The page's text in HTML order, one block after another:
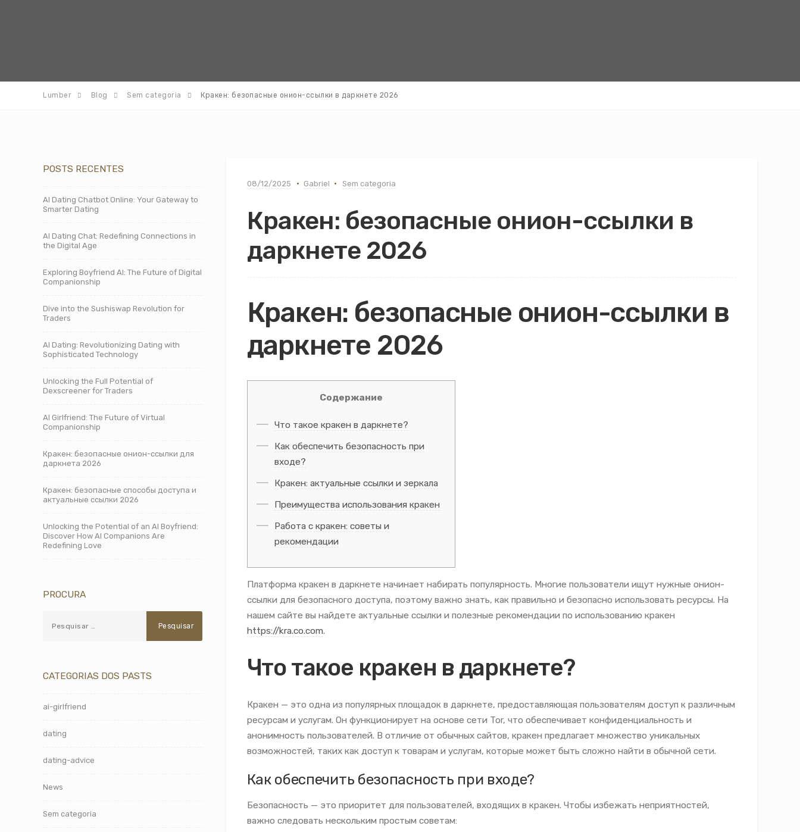
Lumber Blog Sem categoria Кракен: безопасные онион-ссылки в даркнете 2026
08/12/2025 Gabriel Sem categoria
Кракен: безопасные онион-ссылки в
даркнете 2026
Кракен: безопасные онион-ссылки в
даркнете 2026
Содержание
Что такое кракен в даркнете?
Как обеспечить безопасность при
входе?
Кракен: актуальные ссылки и зеркала
Преимущества использования кракен
Работа с кракен: советы и
рекомендации
Платформа кракен в даркнете начинает набирать популярность. Многие пользователи ищут нужные онион-
ссылки для безопасного доступа, поэтому важно знать, как правильно и безопасно использовать ресурсы. На
нашем сайте вы найдете актуальные ссылки и полезные рекомендации по использованию кракен
https://kra.co.com.
Что такое кракен в даркнете?
Кракен — это одна из популярных площадок в даркнете, предоставляющая пользователям доступ к различным
ресурсам и услугам. Он функционирует на основе сети Tor, что обеспечивает конфиденциальность и
анонимность пользователей. В отличие от обычных сайтов, кракен предлагает множество уникальных
возможностей, таких как доступ к товарам и услугам, которые может быть сложно найти в обычной сети.
Как обеспечить безопасность при входе?
Безопасность — это приоритет для пользователей, входящих в кракен. Чтобы избежать неприятностей,
важно следовать нескольким простым советам:
POSTS RECENTES
AI Dating Chatbot Online: Your Gateway to
Smarter Dating
AI Dating Chat: Redefining Connections in
the Digital Age
Exploring Boyfriend AI: The Future of Digital
Companionship
Dive into the Sushiswap Revolution for
Traders
AI Dating: Revolutionizing Dating with
Sophisticated Technology
Unlocking the Full Potential of
Dexscreener for Traders
AI Girlfriend: The Future of Virtual
Companionship
Кракен: безопасные онион-ссылки для
даркнета 2026
Кракен: безопасные способы доступа и
актуальные ссылки 2026
Unlocking the Potential of an AI Boyfriend:
Discover How AI Companions Are
Redefining Love
PROCURA
CATEGORIAS DOS PASTS
ai-girlfriend
dating
dating-advice
News
Sem categoria